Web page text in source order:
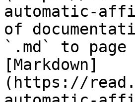
automatic-
of
`.md` to
[Markdown]
(https://